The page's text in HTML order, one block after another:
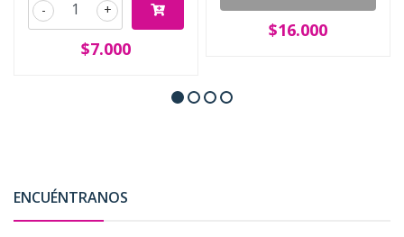
+
-
$7.000
$16.000
ENCUÉNTRANOS